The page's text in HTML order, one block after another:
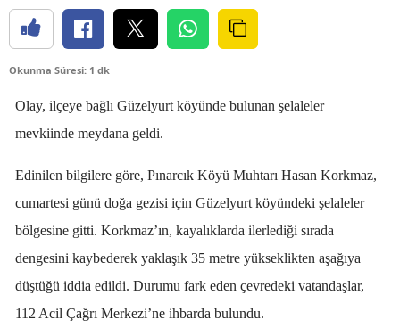
Okunma Süresi: 1 dk
Olay, ilçeye bağlı Güzelyurt köyünde bulunan şelaleler
mevkiinde meydana geldi.
Edinilen bilgilere göre, Pınarcık Köyü Muhtarı Hasan Korkmaz,
cumartesi günü doğa gezisi için Güzelyurt köyündeki şelaleler
bölgesine gitti. Korkmaz’ın, kayalıklarda ilerlediği sırada
dengesini kaybederek yaklaşık 35 metre yükseklikten aşağıya
düştüğü iddia edildi. Durumu fark eden çevredeki vatandaşlar,
112 Acil Çağrı Merkezi’ne ihbarda bulundu.